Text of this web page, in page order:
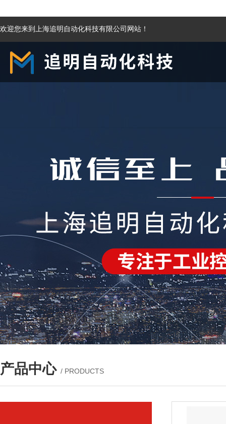
欢迎您来到上海追明自动化科技有限公司网站！
产品中心 / PRODUCTS